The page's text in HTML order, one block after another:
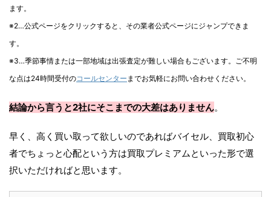
ます。
※2…公式ページをクリックすると、その業者公式ページにジャンプできま
す。
※3…季節事情または一部地域は出張査定が難しい場合もございます。ご不明
な点は24時間受付のコールセンター までお気軽にお問い合わせください。
結論から言うと2社にそこまでの大差はありません。
早く、高く買い取って欲しいのであればバイセル、買取初心
者でちょっと心配という方は買取プレミアムといった形で選
択いただければと思います。